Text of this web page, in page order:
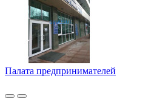
Палата предпринимателей